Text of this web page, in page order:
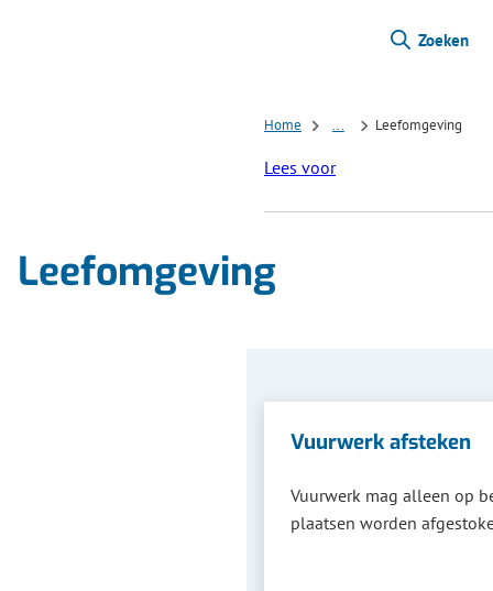
Zoeken
Home Leefomgeving
Lees voor
Leefomgeving
Vuurwerk afsteken
Vuurwerk mag alleen op
plaatsen worden